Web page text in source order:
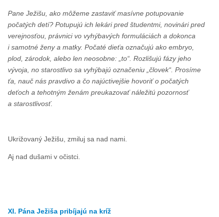
Pane Ježišu, ako môžeme zastaviť masívne potupovanie
počatých detí? Potupujú ich lekári pred študentmi, novinári pred
verejnosťou, právnici vo vyhýbavých formuláciách a dokonca
i samotné ženy a matky. Počaté dieťa označujú ako embryo,
plod, zárodok, alebo len neosobne: „to“. Rozlišujú fázy jeho
vývoja, no starostlivo sa vyhýbajú označeniu „človek“. Prosíme
ťa, nauč nás pravdivo a čo najúctivejšie hovoriť o počatých
deťoch a tehotným ženám preukazovať náležitú pozornosť
a starostlivosť.
Ukrižovaný Ježišu, zmiluj sa nad nami.
Aj nad dušami v očistci.
XI. Pána Ježiša pribíjajú na kríž